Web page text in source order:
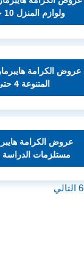
ولوازم المنزل 10 حتى 12 أغسطس
عروض الكرامة
المتنوعة 4 حتى 7 أغسطس
عروض الكرامة
مستلزمات الدراسة
6 التالي